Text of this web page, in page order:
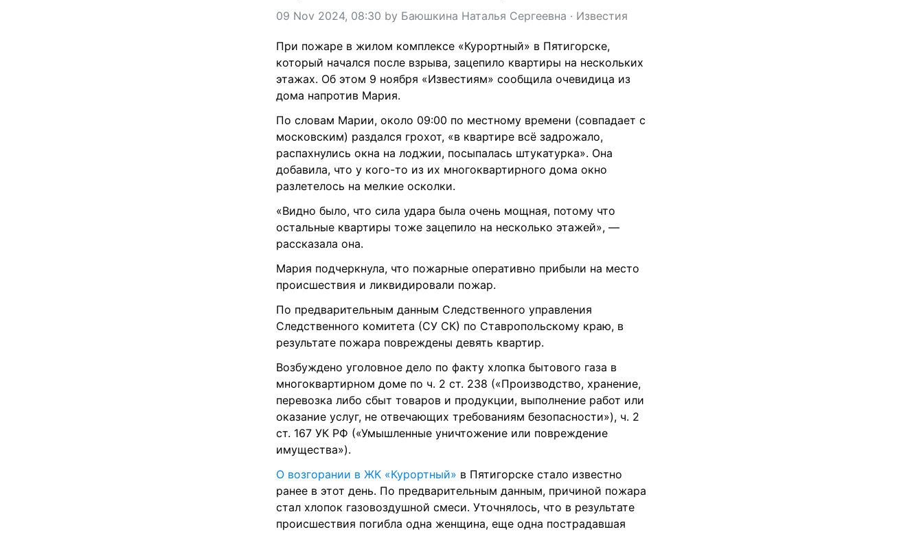
09 Nov 2024, 08:30 by Баюшкина Наталья Сергеевна · Известия
При пожаре в жилом комплексе «Курортный» в Пятигорске,
который начался после взрыва, зацепило квартиры на нескольких
этажах. Об этом 9 ноября «Известиям» сообщила очевидица из
дома напротив Мария.
По словам Марии, около 09:00 по местному времени (совпадает с
московским) раздался грохот, «в квартире всё задрожало,
распахнулись окна на лоджии, посыпалась штукатурка». Она
добавила, что у кого-то из их многоквартирного дома окно
разлетелось на мелкие осколки.
«Видно было, что сила удара была очень мощная, потому что
остальные квартиры тоже зацепило на несколько этажей», —
рассказала она.
Мария подчеркнула, что пожарные оперативно прибыли на место
происшествия и ликвидировали пожар.
По предварительным данным Следственного управления
Следственного комитета (СУ СК) по Ставропольскому краю, в
результате пожара повреждены девять квартир.
Возбуждено уголовное дело по факту хлопка бытового газа в
многоквартирном доме по ч. 2 ст. 238 («Производство, хранение,
перевозка либо сбыт товаров и продукции, выполнение работ или
оказание услуг, не отвечающих требованиям безопасности»), ч. 2
ст. 167 УК РФ («Умышленные уничтожение или повреждение
имущества»).
О возгорании в ЖК «Курортный» в Пятигорске стало известно
ранее в этот день. По предварительным данным, причиной пожара
стал хлопок газовоздушной смеси. Уточнялось, что в результате
происшествия погибла одна женщина, еще одна пострадавшая